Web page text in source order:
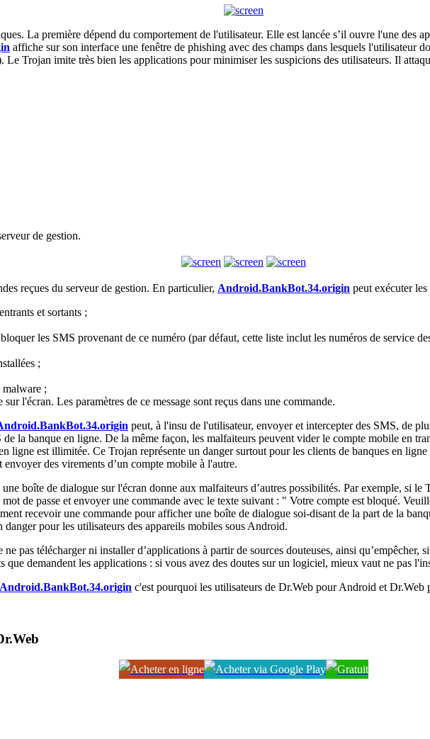
La première dépend du comportement de l'utilisateur. Elle est lancée s’il ouvre l'une des
affiche sur son interface une fenêtre de phishing avec des champs dans lesquels l'utilisateur
Le Trojan imite très bien les applications pour minimiser les suspicions des utilisateurs. Il
de gestion.
reçues du serveur de gestion. En particulier, Android.BankBot.34.origin peut exécuter
et sortants ;
les SMS provenant de ce numéro (par défaut, cette liste inclut les numéros de service
;
;
l'écran. Les paramètres de ce message sont reçus dans une commande.
peut, à l'insu de l'utilisateur, envoyer et intercepter des SMS, de
la banque en ligne. De la même façon, les malfaiteurs peuvent vider le compte mobile en
ligne est illimitée. Ce Trojan représente un danger surtout pour les clients de banques en
des virements d’un compte mobile à l'autre.
boîte de dialogue sur l'écran donne aux malfaiteurs d’autres possibilités. Par exemple, si
de passe et envoyer une commande avec le texte suivant : " Votre compte est bloqué.
recevoir une commande pour afficher une boîte de dialogue soi-disant de la part de la
pour les utilisateurs des appareils mobiles sous Android.
pas télécharger ni installer d’applications à partir de sources douteuses, ainsi qu’empêcher,
demandent les applications : si vous avez des doutes sur un logiciel, mieux vaut ne pas
Android.BankBot.34.origin c'est pourquoi les utilisateurs de Dr.Web pour Android et